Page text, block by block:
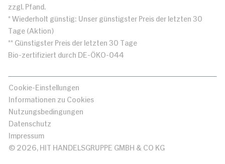
zzgl. Pfand.
* Wiederholt günstig: Unser günstigster Preis der letzten 30
Tage (Aktion)
** Günstigster Preis der letzten 30 Tage
Bio-zertifiziert durch DE-ÖKO-044
Cookie-Einstellungen
Informationen zu Cookies
Nutzungsbedingungen
Datenschutz
Impressum
© 2026, HIT HANDELSGRUPPE GMBH & CO KG